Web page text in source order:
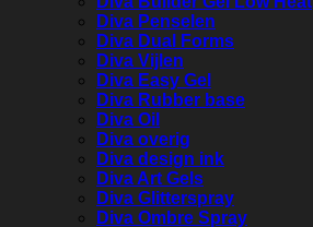
Diva Penselen
Diva Dual Forms
Diva Vijlen
Diva Easy Gel
Diva Rubber base
Diva Oil
Diva overig
Diva design ink
Diva Art Gels
Diva Glitterspray
Diva Ombre Spray